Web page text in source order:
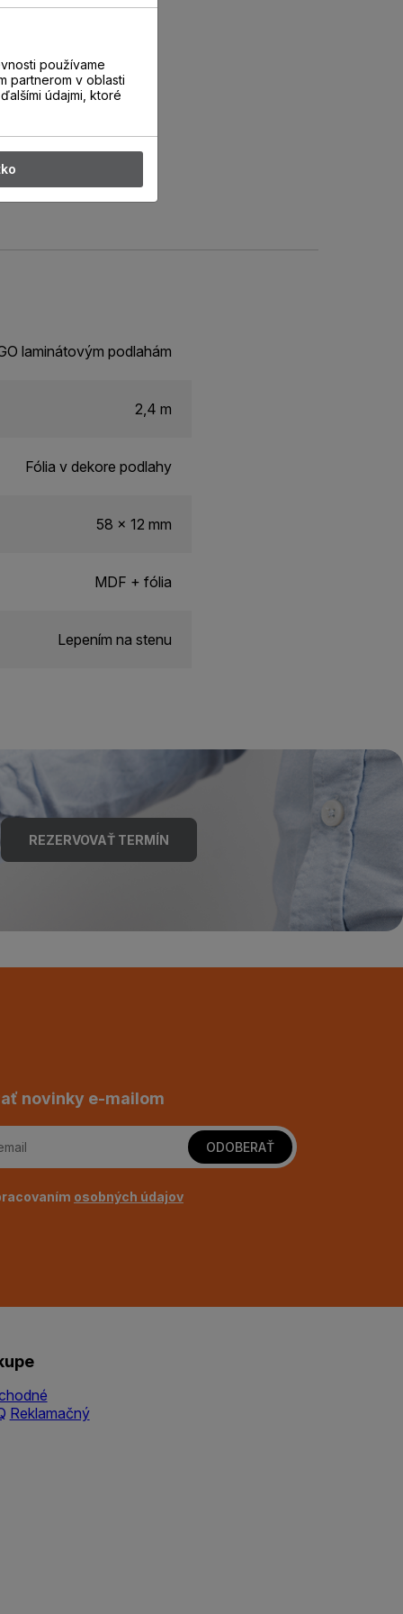
laminátovým podlahám
2,4 m
Fólia v dekore podlahy
58 x 12 mm
MDF + fólia
Lepením na stenu
REZERVOVAŤ TERMÍN
novinky e-mailom
ODOBERAŤ
osobných údajov
Reklamačný
používame
partnerom v oblasti
údajmi, ktoré